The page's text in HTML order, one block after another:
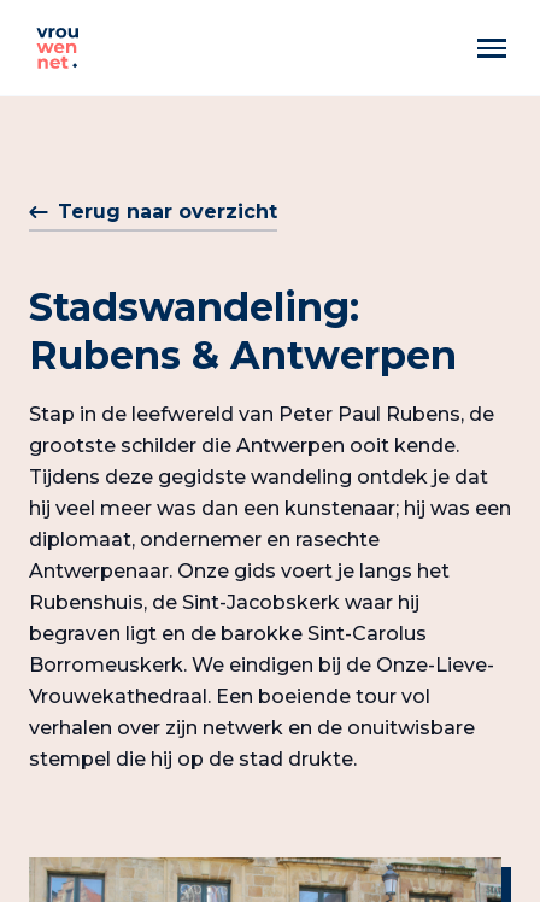
Best Pittig
Terug naar overzicht
Stadswandeling:
Rubens & Antwerpen
Stap in de leefwereld van Peter Paul Rubens, de
grootste schilder die Antwerpen ooit kende.
Tijdens deze gegidste wandeling ontdek je dat
hij veel meer was dan een kunstenaar; hij was een
diplomaat, ondernemer en rasechte
Antwerpenaar. Onze gids voert je langs het
Rubenshuis, de Sint-Jacobskerk waar hij
begraven ligt en de barokke Sint-Carolus
Borromeuskerk. We eindigen bij de Onze-Lieve-
Vrouwekathedraal. Een boeiende tour vol
verhalen over zijn netwerk en de onuitwisbare
stempel die hij op de stad drukte.